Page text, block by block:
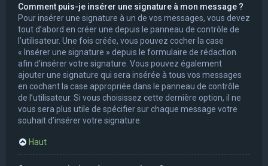
Comment puis-je insérer une signature à mon message ?
Pour insérer une signature à un de vos messages, vous devez
tout d’abord en créer une depuis le panneau de contrôle de
l’utilisateur. Une fois créée, vous pouvez cocher la case
« Insérer une signature » depuis le formulaire de rédaction
afin d’insérer votre signature. Vous pouvez également
ajouter une signature qui sera insérée à tous vos messages
en cochant la case appropriée dans le panneau de contrôle
de l’utilisateur. Si vous choisissez cette dernière option, il ne
vous sera plus utile de spécifier sur chaque message votre
souhait d’insérer votre signature.
Haut